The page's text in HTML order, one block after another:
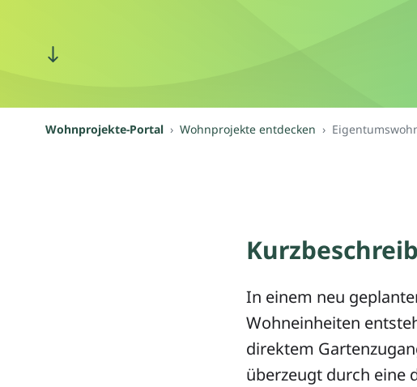
Wohnprojekte-Portal Wohnprojekte entdecken
In einem neu
Wohneinheiten
direktem
überzeugt durch eine